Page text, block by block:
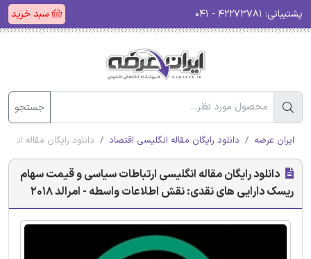
پشتیبانی: سبد خرید
جستجو
ایران عرضه دانلود رایگان مقاله انگلیسی اقتصاد دانلود رایگان مقاله
دانلود رایگان مقاله انگلیسی ارتباطات سیاسی و قیمت سهام
ریسک دارایی های نقدی: نقش اطلاعات واسطه - امرالد 2018